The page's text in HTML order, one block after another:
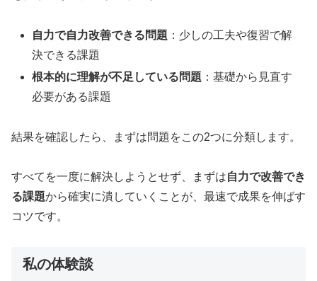
自力で自力改善できる問題 ：少しの工夫や復習で解
決できる課題
根本的に理解が不足している問題 ：基礎から見直す
必要がある課題
結果を確認したら、まずは問題をこの2つに分類します。
すべてを一度に解決しようとせず、まずは自力で改善でき
る課題から確実に潰していくことが、最速で成果を伸ばす
コツです。
私の体験談